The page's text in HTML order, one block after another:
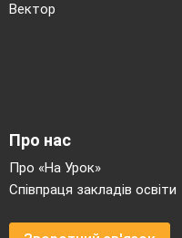
Вектор
Про нас
Про «На Урок»
Співпраця закладів освіти